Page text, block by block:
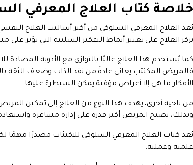
خلاصة كتاب العلاج المعرفي
يُعد العلاج المعرفي السلوكي من أكثر أساليب العلاج
يركز العلاج على تغيير أنماط التفكير السلبية التي تؤثر على
كما يُستخدم هذا العلاج غالبًا بالتوازي مع الأدوية المضادة
فالمريض المكتئب يعاني عادةً من نقد الذات وضعف الثقة
الأفكار ما هي إلا أعراض مؤقتة يمكن السيطرة عليها.
من ناحية أخرى، يهدف هذا النوع من العلاج إلى تمكين
وبذلك، يصبح المريض أكثر قدرة على إدارة مشاعره واستعادة
يُعد كتاب العلاج المعرفي السلوكي للاكتئاب مصدرًا
علمية وعملية.